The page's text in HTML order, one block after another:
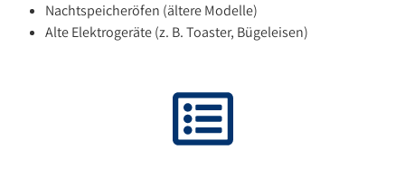
Nachtspeicheröfen (ältere Modelle)
Alte Elektrogeräte (z. B. Toaster, Bügeleisen)